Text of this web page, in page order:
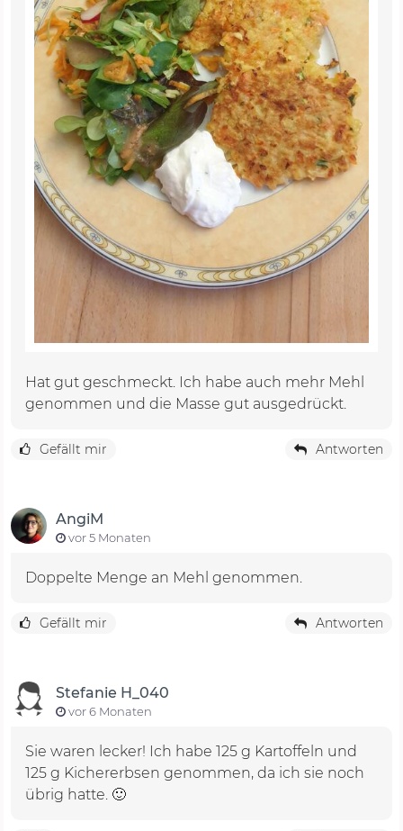
Hat gut geschmeckt. Ich habe auch mehr Mehl
genommen und die Masse gut ausgedrückt.
Gefällt mir Antworten
AngiM
vor 5 Monaten
Doppelte Menge an Mehl genommen.
Gefällt mir Antworten
Stefanie H_040
vor 6 Monaten
Sie waren lecker! Ich habe 125 g Kartoffeln und
125 g Kichererbsen genommen, da ich sie noch
übrig hatte. 🙂